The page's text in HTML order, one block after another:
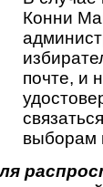
Конни
почте, и
выборам